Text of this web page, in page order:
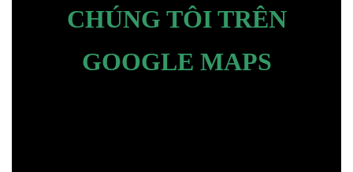
CHÚNG TÔI TRÊN
GOOGLE MAPS